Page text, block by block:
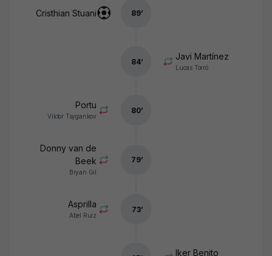
Cristhian Stuani 89’
Javi Martínez
Lucas Torró
84’
Portu
Viktor Tsygankov
80’
Donny van de
Beek
Bryan Gil
79’
Asprilla
Abel Ruiz
73’
Iker Benito